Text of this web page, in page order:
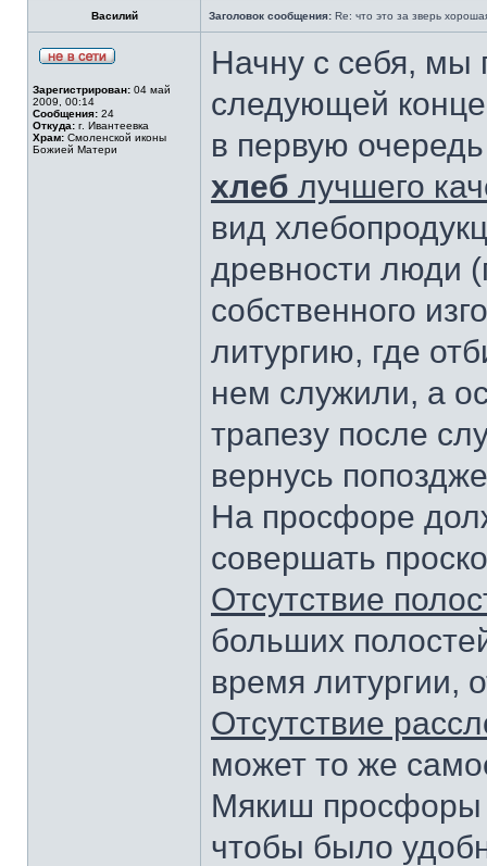
Василий Заголовок сообщения: Re: что это за зверь
Зарегистрирован: 04 май
2009, 00:14
Сообщения: 24
Откуда: г. Ивантеевка
Храм: Смоленской иконы
Божией Матери
Начну с себя, мы
следующей
в первую
хлеб лучшего
вид
древности люди
собственного
литургию, где
нем служили, а
трапезу после
вернусь
На просфоре
совершать
Отсутствие
больших
время литургии,
Отсутствие
может то же
Мякиш просфоры
чтобы было